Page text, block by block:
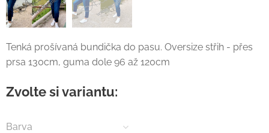
Tenká prošívaná bundička do pasu. Oversize střih - přes
prsa 130cm, guma dole 96 až 120cm
Zvolte si variantu:
Barva